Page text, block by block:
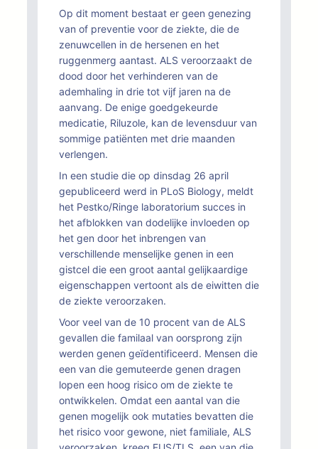
Op dit moment bestaat er geen genezing
van of preventie voor de ziekte, die de
zenuwcellen in de hersenen en het
ruggenmerg aantast. ALS veroorzaakt de
dood door het verhinderen van de
ademhaling in drie tot vijf jaren na de
aanvang. De enige goedgekeurde
medicatie, Riluzole, kan de levensduur van
sommige patiënten met drie maanden
verlengen.
In een studie die op dinsdag 26 april
gepubliceerd werd in PLoS Biology, meldt
het Pestko/Ringe laboratorium succes in
het afblokken van dodelijke invloeden op
het gen door het inbrengen van
verschillende menselijke genen in een
gistcel die een groot aantal gelijkaardige
eigenschappen vertoont als de eiwitten die
de ziekte veroorzaken.
Voor veel van de 10 procent van de ALS
gevallen die familaal van oorsprong zijn
werden genen geïdentificeerd. Mensen die
een van die gemuteerde genen dragen
lopen een hoog risico om de ziekte te
ontwikkelen. Omdat een aantal van die
genen mogelijk ook mutaties bevatten die
het risico voor gewone, niet familiale, ALS